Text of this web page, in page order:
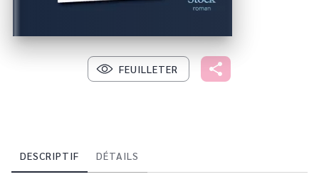
FEUILLETER
DESCRIPTIF DÉTAILS